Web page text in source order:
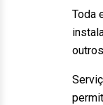
Toda